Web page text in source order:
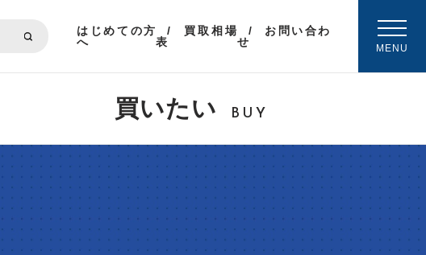
はじめての方
へ
買取相場
表
お問い合わ
せ
MENU
買いたい BUY